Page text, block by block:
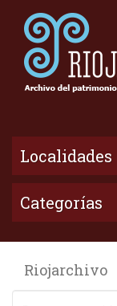
Localidades
Categorías
Riojarchivo